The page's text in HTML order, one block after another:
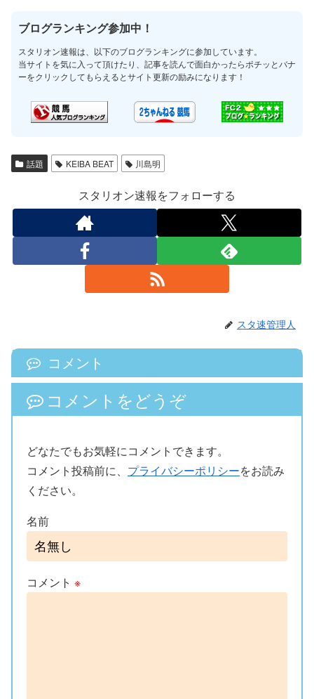
ブログランキング参加中！
スタリオン速報は、以下のブログランキングに参加しています。
当サイトを気に入って頂けたり、記事を読んで面白かったらポチッとバナ
ーをクリックしてもらえるとサイト更新の励みになります！
話題 KEIBA BEAT 川島明
スタリオン速報をフォローする
スタ速管理人
コメント
コメントをどうぞ
どなたでもお気軽にコメントできます。
コメント投稿前に、 プライバシーポリシーをお読み
ください。
名前
コメント ※